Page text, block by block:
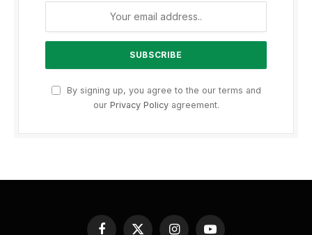
By signing up, you agree to the our terms and
our Privacy Policyagreement.